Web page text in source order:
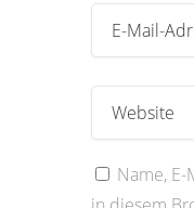
Name,